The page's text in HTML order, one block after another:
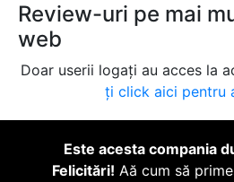
Review-uri pe mai
web
Doar userii logați au acces la
ți click aici pentru
Este acesta compania
Felicitări! Aă cum să